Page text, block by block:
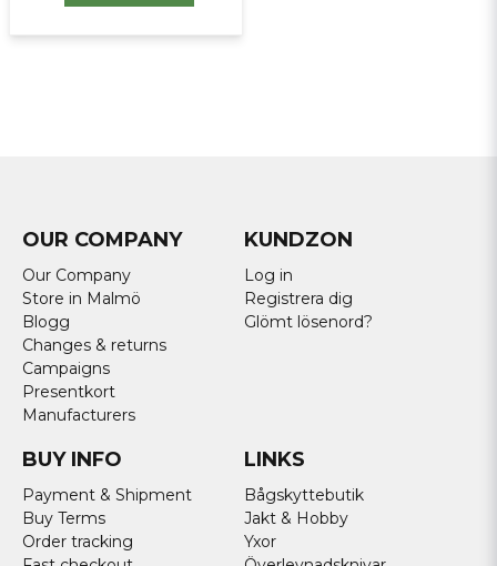
OUR COMPANY
Our Company
Store in Malmö
Blogg
Changes & returns
Campaigns
Presentkort
Manufacturers
KUNDZON
Log in
Registrera dig
Glömt lösenord?
BUY INFO
Payment & Shipment
Buy Terms
Order tracking
LINKS
Bågskyttebutik
Jakt & Hobby
Yxor